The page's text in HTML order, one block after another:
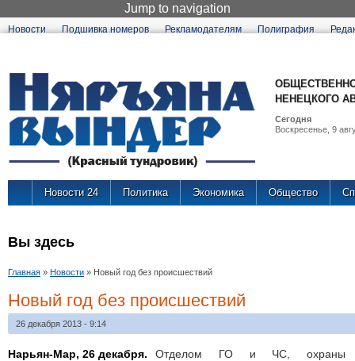
Jump to navigation
Новости Подшивка номеров Рекламодателям Полиграфия
НЕНЕЦКОГО
Сегодня
Воскресенье, 9
Новости 24 Политика Экономика Общество
Вы здесь
Главная » Новости » Новый год без происшествий
Новый год без происшествий
26 декабря 2013 - 9:14
Нарьян-Мар, 26 декабря.
Отделом ГО и ЧС, охраны